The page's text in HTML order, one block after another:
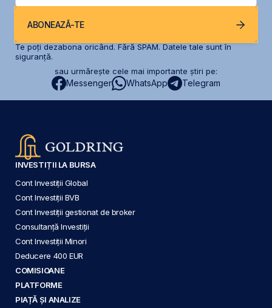
ABONEAZĂ-TE
Te poți dezabona oricând. Fără SPAM. Datele tale sunt în
siguranță.
sau urmărește cele mai importante știri pe:
Messenger WhatsApp Telegram
INVESTIȚII LA BURSA
Cont Investiții Global
Cont Investiții BVB
Cont Investiții gestionat de broker
Consultanță Investiții
Cont Investiții Minori
Deducere 400 EUR
COMISIOANE
PLATFORME
PIAȚĂ ȘI ANALIZE